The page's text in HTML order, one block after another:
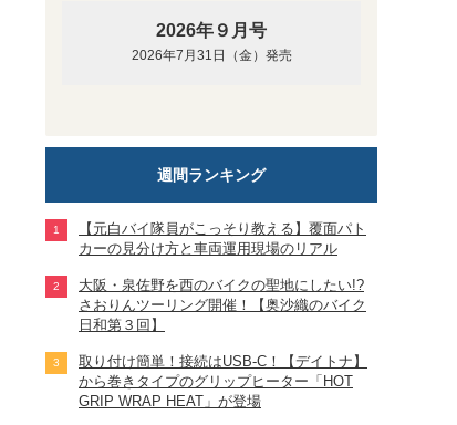
2026年９月号
2026年7月31日（金）発売
週間ランキング
【元白バイ隊員がこっそり教える】覆面パト
カーの見分け方と車両運用現場のリアル
大阪・泉佐野を西のバイクの聖地にしたい!?
さおりんツーリング開催！【奥沙織のバイク
日和第３回】
取り付け簡単！接続はUSB-C！【デイトナ】
から巻きタイプのグリップヒーター「HOT
GRIP WRAP HEAT」が登場